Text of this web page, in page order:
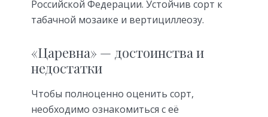
Российской Федерации. Устойчив сорт к
табачной мозаике и вертициллеозу.
«Царевна» — достоинства и
недостатки
Чтобы полноценно оценить сорт,
необходимо ознакомиться с её